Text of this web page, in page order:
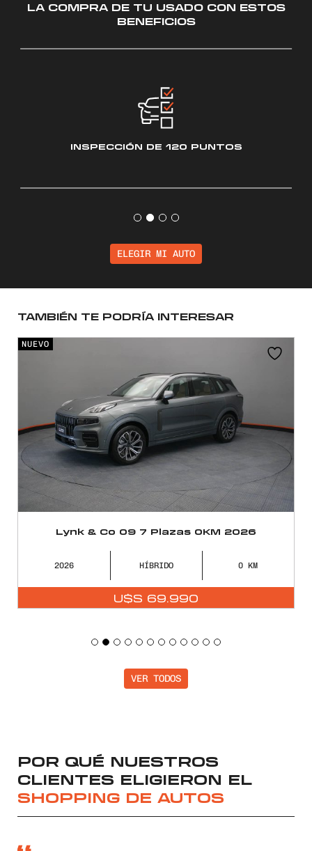
LA COMPRA DE TU USADO CON ESTOS
BENEFICIOS
INSPECCIÓN DE 120 PUNTOS
ELEGIR MI AUTO
TAMBIÉN TE PODRÍA INTERESAR
Lynk & Co 09 7 Plazas 0KM 2026
2026 HÍBRIDO 0
U$S 69.990
NUEVO
VER TODOS
POR QUÉ NUESTROS
CLIENTES ELIGIERON EL
SHOPPING DE AUTOS